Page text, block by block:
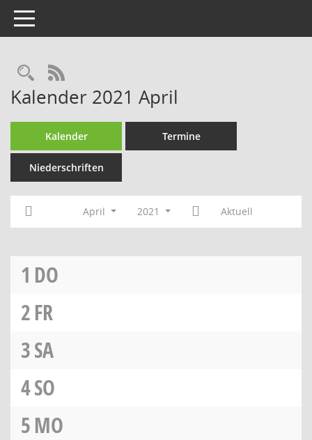
Toggle navigation
RSS-Feed
Kalender 2021 April
Kalender Termine
Niederschriften
April 2021 Aktuell
1 DO
2FR
3SA
4SO
5MO